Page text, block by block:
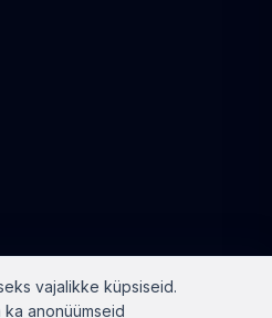
vajalikke küpsiseid.
anonüümseid